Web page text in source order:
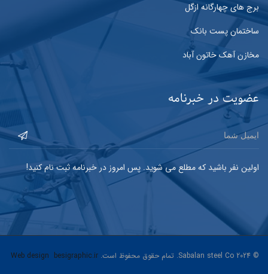
برج های چهارگانه ازگل
ساختمان پست بانک
مخازن آهک خاتون آباد
عضویت در خبرنامه
اولین نفر باشید که مطلع می شوید. پس امروز در خبرنامه ثبت نام کنید!
© 2024 Sabalan steel Co. تمام حقوق محفوظ است. Web design besigraphic.ir